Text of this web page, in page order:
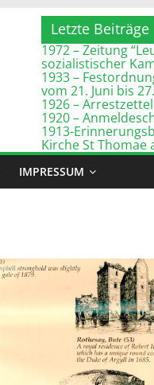
Letzte Beiträge
1972 – Zeitung
sozialistischer
1933 –
vom 21. Juni bis
1926 –
1920 –
1913-
Kirche St
IMPRESSUM